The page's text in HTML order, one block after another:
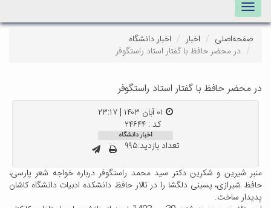
Toggle navigation
صفحه‌اصلی اخبار
اخبار دانشگاه
در محضر حافظ با گفتار استاد راستگوفر
در محضر حافظ با گفتار استاد راستگوفر
کد : ۲۴۶۴۴
اخبار دانشگاه
تعداد بازدید:۹۹۵
منبر شیرین و شکرین دکتر سید محمد راستگوفر درباره خواجه شعر پارسی،
حافظ شیرازی، پسینی دلگشا را در تالار حافظ دانشکده ادبیات دانشگاه کاشان
پدیدار ساخت.